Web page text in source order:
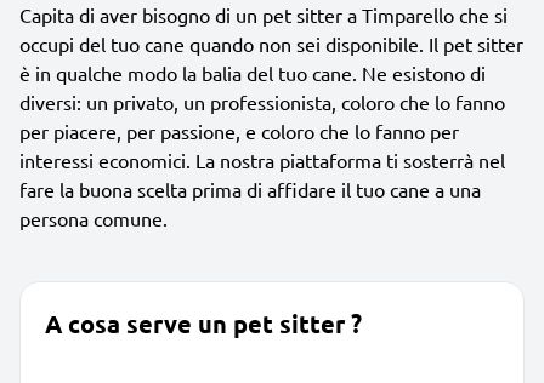
Capita di aver bisogno di un pet sitter a Timparello che si
occupi del tuo cane quando non sei disponibile. Il pet sitter
è in qualche modo la balia del tuo cane. Ne esistono di
diversi: un privato, un professionista, coloro che lo fanno
per piacere, per passione, e coloro che lo fanno per
interessi economici. La nostra piattaforma ti sosterrà nel
fare la buona scelta prima di affidare il tuo cane a una
persona comune.
A cosa serve un pet sitter ?